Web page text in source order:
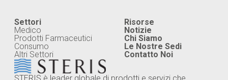
Settori
Medico
Prodotti Farmaceutici
Consumo
Altri Settori
Risorse
Notizie
Chi Siamo
Le Nostre Sedi
Contatto Noi